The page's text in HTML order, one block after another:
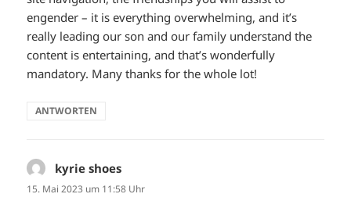
engender – it is everything overwhelming, and it’s
really leading our son and our family understand the
content is entertaining, and that’s wonderfully
mandatory. Many thanks for the whole lot!
ANTWORTEN
kyrie shoes
15. Mai 2023 um 11:58 Uhr